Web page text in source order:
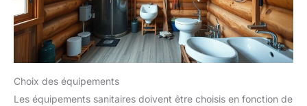
Choix des équipements
Les équipements sanitaires doivent être choisis en fonction de